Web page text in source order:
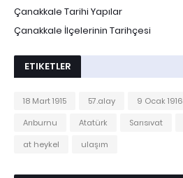
Çanakkale Tarihi Yapılar
Çanakkale İlçelerinin Tarihçesi
ETIKETLER
18 Mart 1915 57.alay 9 Ocak 1916
Arıburnu
Atatürk Sarısıvat
at heykel
ulaşım